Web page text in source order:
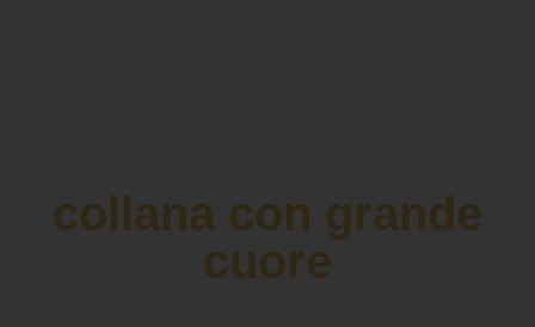
collana con grande
cuore